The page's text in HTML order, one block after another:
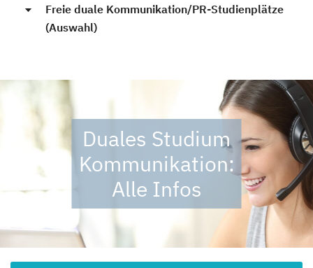
Freie duale Kommunikation/PR-Studienplätze
(Auswahl)
Duales Studium
Kommunikation:
Alle Infos